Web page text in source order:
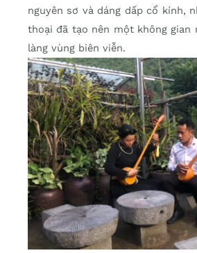
nguyên sơ và dáng dấp cổ kính,
thoại đã tạo nên một không gian
làng vùng biên viễn.